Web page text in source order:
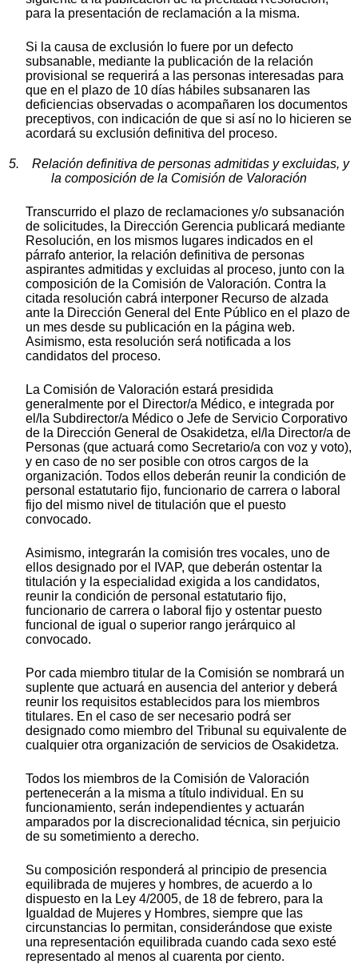
para la presentación de reclamación a la misma.
Si la causa de exclusión lo fuere por un defecto
subsanable, mediante la publicación de la relación
provisional se requerirá a las personas interesadas para
que en el plazo de 10 días hábiles subsanaren las
deficiencias observadas o acompañaren los documentos
preceptivos, con indicación de que si así no lo hicieren se
acordará su exclusión definitiva del proceso.
5. Relación definitiva de personas admitidas y excluidas, y
la composición de la Comisión de Valoración
Transcurrido el plazo de reclamaciones y/o subsanación
de solicitudes, la Dirección Gerencia publicará mediante
Resolución, en los mismos lugares indicados en el
párrafo anterior, la relación definitiva de personas
aspirantes admitidas y excluidas al proceso, junto con la
composición de la Comisión de Valoración. Contra la
citada resolución cabrá interponer Recurso de alzada
ante la Dirección General del Ente Público en el plazo de
un mes desde su publicación en la página web.
Asimismo, esta resolución será notificada a los
candidatos del proceso.
La Comisión de Valoración estará presidida
generalmente por el Director/a Médico, e integrada por
el/la Subdirector/a Médico o Jefe de Servicio Corporativo
de la Dirección General de Osakidetza, el/la Director/a de
Personas (que actuará como Secretario/a con voz y voto),
y en caso de no ser posible con otros cargos de la
organización. Todos ellos deberán reunir la condición de
personal estatutario fijo, funcionario de carrera o laboral
fijo del mismo nivel de titulación que el puesto
convocado.
Asimismo, integrarán la comisión tres vocales, uno de
ellos designado por el IVAP, que deberán ostentar la
titulación y la especialidad exigida a los candidatos,
reunir la condición de personal estatutario fijo,
funcionario de carrera o laboral fijo y ostentar puesto
funcional de igual o superior rango jerárquico al
convocado.
Por cada miembro titular de la Comisión se nombrará un
suplente que actuará en ausencia del anterior y deberá
reunir los requisitos establecidos para los miembros
titulares. En el caso de ser necesario podrá ser
designado como miembro del Tribunal su equivalente de
cualquier otra organización de servicios de Osakidetza.
Todos los miembros de la Comisión de Valoración
pertenecerán a la misma a título individual. En su
funcionamiento, serán independientes y actuarán
amparados por la discrecionalidad técnica, sin perjuicio
de su sometimiento a derecho.
Su composición responderá al principio de presencia
equilibrada de mujeres y hombres, de acuerdo a lo
dispuesto en la Ley 4/2005, de 18 de febrero, para la
Igualdad de Mujeres y Hombres, siempre que las
circunstancias lo permitan, considerándose que existe
una representación equilibrada cuando cada sexo esté
representado al menos al cuarenta por ciento.